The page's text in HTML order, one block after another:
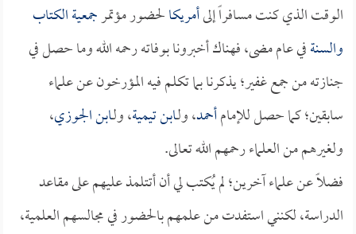
الوقت الذي كنت مسافراً إلىأمريكالحضور مؤتمرجمعية الكتاب
والسنةفي عام مضى، فهناك أخبرونا بوفاته رحمه الله وما حصل في
جنازته من جمع غفير؛ يذكرنا بما تكلم فيه المؤرخون عن علماء
سابقين؛ كما حصل للإمامأحمد، ولـابن تيمية، ولـابن الجوزي،
ولغيرهم من العلماء رحمهم الله تعالى.
فضلاً عن علماء آخرين؛ لم يُكتب لي أن أتتلمذ عليهم على مقاعد
الدراسة، لكنني استفدت من علمهم بالحضور في مجالسهم العلمية،